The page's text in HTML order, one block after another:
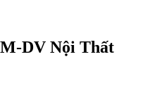
DV Nội Thất